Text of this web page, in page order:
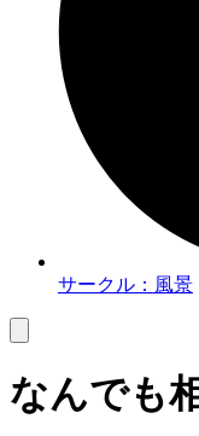
サークル：風景
なんでも